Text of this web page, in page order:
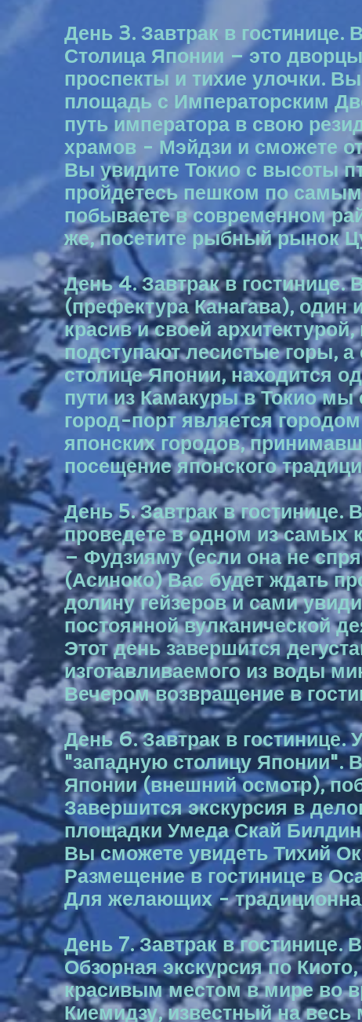
День 3. Завтрак в
Столица Японии – это
проспекты и тихие улочки.
площадь с Императорским
путь императора в свою
храмов - Мэйдзи и сможете
Вы увидите Токио с высоты
пройдетесь пешком по
побываете в современном
же, посетите рыбный рынок
День 4. Завтрак в
(префектура Канагава), один
красив и своей
подступают лесистые горы,
столице Японии, находится
пути из Камакуры в Токио мы
город-порт является
японских городов,
посещение японского
День 5. Завтрак в
проведете в одном из самых
– Фудзияму (если она не
(Асиноко) Вас будет ждать
долину гейзеров и сами
постоянной вулканической
Этот день завершится
изготавливаемого из воды
Вечером возвращение в
День 6. Завтрак в
"западную столицу Японии".
Японии (внешний осмотр),
Завершится экскурсия в
площадки Умеда Скай
Вы сможете увидеть Тихий
Размещение в гостинице в
Для желающих -
День 7. Завтрак в гостинице.
Обзорная экскурсия по
красивым местом в мире во
Киемидзу, известный на